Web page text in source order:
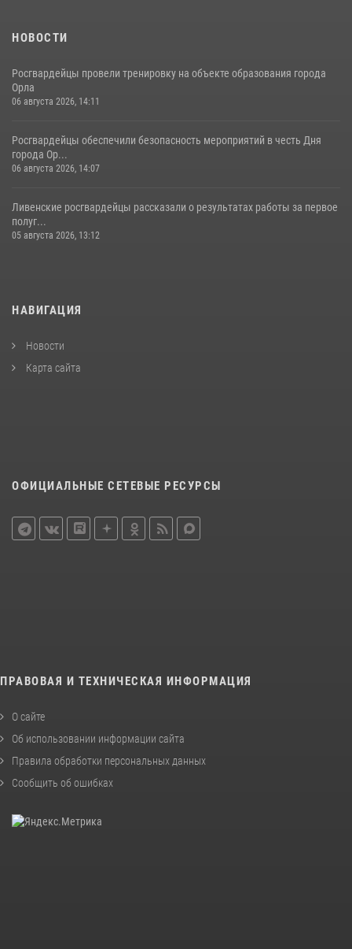
НОВОСТИ
Росгвардейцы провели тренировку на объекте образования города
Орла
06 августа 2026, 14:11
Росгвардейцы обеспечили безопасность мероприятий в честь Дня
города Ор...
06 августа 2026, 14:07
Ливенские росгвардейцы рассказали о результатах работы за первое
полуг...
05 августа 2026, 13:12
НАВИГАЦИЯ
Новости
Карта сайта
ОФИЦИАЛЬНЫЕ СЕТЕВЫЕ РЕСУРСЫ
ПРАВОВАЯ И ТЕХНИЧЕСКАЯ ИНФОРМАЦИЯ
О сайте
Об использовании информации сайта
Правила обработки персональных данных
Сообщить об ошибках